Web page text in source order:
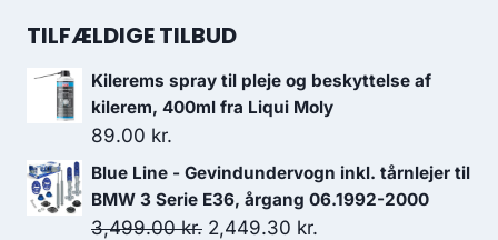
pris
1,499.00 kr..1,125.00 kr..
TILFÆLDIGE TILBUD
Kilerems spray til pleje og beskyttelse af
kilerem, 400ml fra Liqui Moly
89.00 kr.
Blue Line - Gevindundervogn inkl. tårnlejer til
BMW 3 Serie E36, årgang 06.1992-2000
3,499.00kr. Den
2,449.30 kr.